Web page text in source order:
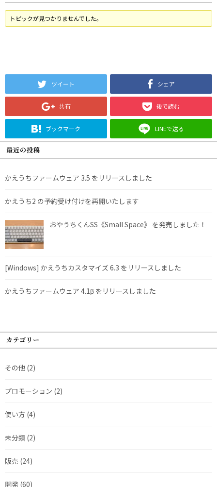
トピックが見つかりませんでした。
ツイート シェア
共有 後で読む
ブックマーク LINEで送る
最近の投稿
かえうちファームウェア 3.5 をリリースしました
かえうち2 の予約受け付けを再開いたします
おやうちくんSS《Small Space》 を発売しました！
[Windows] かえうちカスタマイズ 6.3 をリリースしました
かえうちファームウェア 4.1β をリリースしました
カテゴリー
その他 (2)
プロモーション (2)
使い方 (4)
未分類 (2)
販売 (24)
開発 (60)